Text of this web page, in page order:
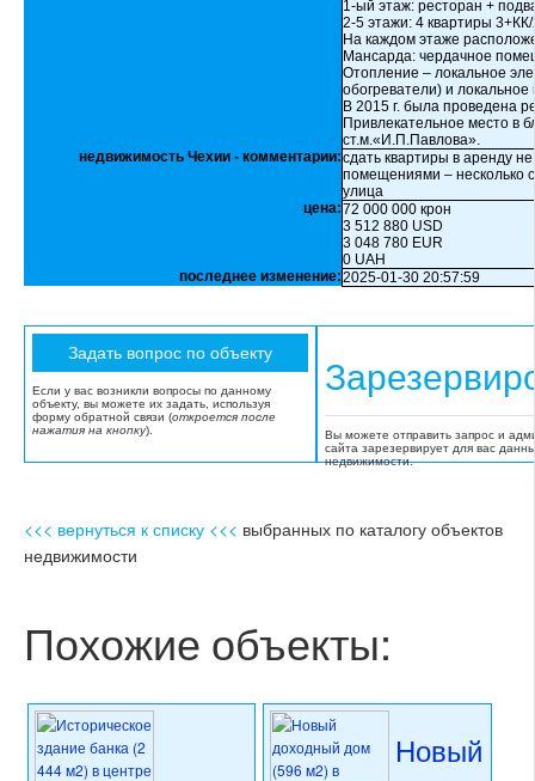
1-ый этаж: ресторан +
2-5 этажи: 4 квартиры
На каждом этаже
Мансарда: чердачное
Отопление – локальное
обогреватели) и локальное
В 2015 г. была проведена
Привлекательное место в
ст.м.«И.П.Павлова».
недвижимость Чехии - комментарии:сдать квартиры в аренду
помещениями – несколько
улица
цена:72 000 000 крон
3 512 880 USD
3 048 780 EUR
0 UAH
последнее изменение:2025-01-30 20:57:59
Если у вас возникли вопросы по данному
объекту, вы можете их задать, используя
форму обратной связи (откроется после
нажатия на кнопку).
Вы можете отправить запрос и
сайта зарезервирует для вас
недвижимости.
<<< вернуться к списку <<< выбранных по каталогу объектов
недвижимости
Похожие объекты:
Новый